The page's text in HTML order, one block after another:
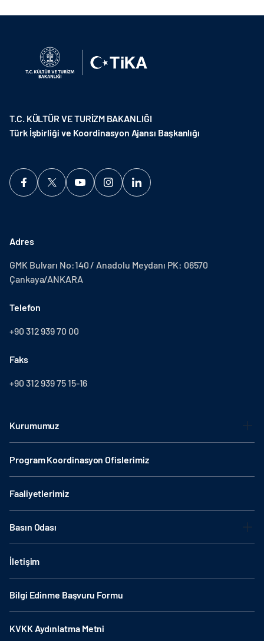
T.C. KÜLTÜR VE TURİZM BAKANLIĞI
Türk İşbirliği ve Koordinasyon Ajansı Başkanlığı
Adres
GMK Bulvarı No:140 / Anadolu Meydanı PK: 06570
Çankaya/ANKARA
Telefon
+90 312 939 70 00
Faks
+90 312 939 75 15-16
Kurumumuz
Program Koordinasyon Ofislerimiz
Faaliyetlerimiz
Basın Odası
İletişim
Bilgi Edinme Başvuru Formu
KVKK Aydınlatma Metni